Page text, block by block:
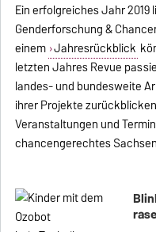
Ein erfolgreiches Jahr
Genderforschung &
einem Jahresrückblick
letzten Jahres Revue
landes- und bundesweite
ihrer Projekte
Veranstaltungen und
chancengerechtes